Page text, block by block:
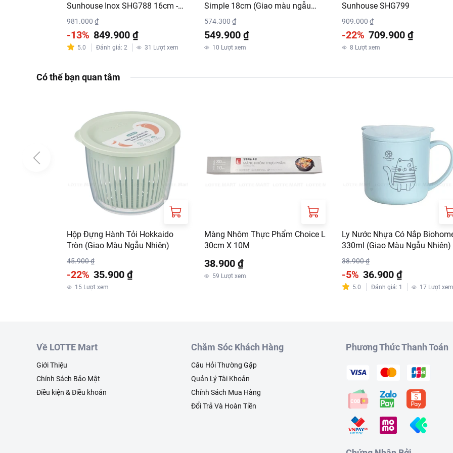
Sunhouse Inox SHG788 16cm -
20cm - 24cm
981.000 ₫
-13% 849.900 ₫
5.0 Đánh giá: 2 31 Lượt xem
Simple 18cm (Giao màu ngẫu
nhiên) (EA)
574.300 ₫
549.900 ₫
10 Lượt xem
Sunhouse SHG799
909.000 ₫
-22% 709.900 ₫
8 Lượt xem
Có thể bạn quan tâm
Hộp Đựng Hành Tỏi Hokkaido
Tròn (Giao Màu Ngẫu Nhiên)
45.900 ₫
-22% 35.900 ₫
15 Lượt xem
Màng Nhôm Thực Phẩm Choice L
30cm X 10M
38.900 ₫
59 Lượt xem
Ly Nước Nhựa Có Nắp
330ml (Giao Màu Ngẫu Nhiên)
38.900 ₫
-5% 36.900 ₫
5.0 Đánh giá: 1 17 Lượt xem
Về LOTTE Mart
Giới Thiệu
Chính Sách Bảo Mật
Điều kiện & Điều khoản
Chăm Sóc Khách Hàng
Câu Hỏi Thường Gặp
Quản Lý Tài Khoản
Chính Sách Mua Hàng
Đổi Trả Và Hoàn Tiền
Phương Thức Thanh Toán